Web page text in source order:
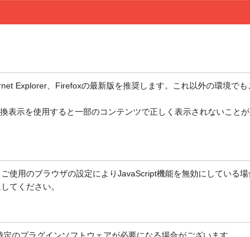
Explorer、Firefoxの最新版を推奨します。これ以外の環境で
示を使用すると一部のコンテンツで正しく表示されないこと
使用のブラウザの設定によりJavaScript機能を無効にしている
てください。